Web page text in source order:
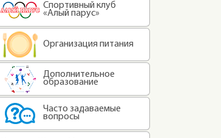
Спортивный клуб
«Алый парус»
Организация питания
Дополнительное
образование
Часто задаваемые
вопросы